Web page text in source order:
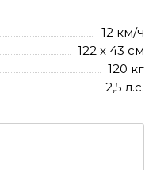
12 км/ч
122 x 43 см
120 кг
2,5 л.с.